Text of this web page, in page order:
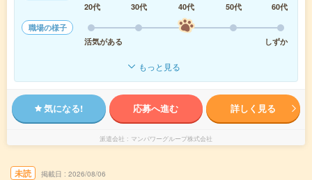
20代
30代 40代 50代
60代
職場の様子
活気がある
しずか
もっと見る
気になる! 応募へ進む 詳しく見る
派遣会社 マンパワーグループ株式会社
未読 掲載日 2026/08/06